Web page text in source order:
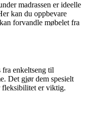
madrassen er ideelle
kan du oppbevare
forvandle møbelet fra
enkeltseng til
Det gjør dem spesielt
fleksibilitet er viktig.